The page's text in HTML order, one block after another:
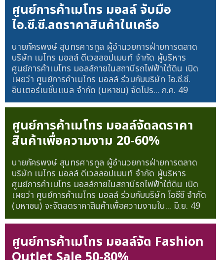
ศูนย์การค้าเมโทร มอลล์ จับมือ
ไอ.ซี.ซี.ลดราคาสินค้าในเครือ
นายภัครพงษ์ สุนทรศารทูล ผู้อำนวยการฝ่ายการตลาด
บริษัท เมโทร มอลล์ ดีเวลลอปเมนท์ จำกัด ผู้บริหาร
ศูนย์การค้าเมโทร มอลล์ภายในสถานีรถไฟฟ้าใต้ดิน เปิด
เผยว่า ศูนย์การค้าเมโทร มอลล์ ร่วมกับบริษัท ไอ.ซี.ซี.
อินเตอร์เนชั่นแนล จำกัด (มหาชน) จัดโปร... ก.ค. 49
ศูนย์การค้าเมโทร มอลล์จัดลดราคา
สินค้าเพื่อความงาม 20-60%
นายภัครพงษ์ สุนทรศารทูล ผู้อำนวยการฝ่ายการตลาด
บริษัท เมโทร มอลล์ ดีเวลลอปเมนท์ จำกัด ผู้บริหาร
ศูนย์การค้าเมโทร มอลล์ภายในสถานีรถไฟฟ้าใต้ดิน เปิด
เผยว่า ศูนย์การค้าเมโทร มอลล์ ร่วมกับบริษัท โอซีซี จำกัด
(มหาชน) จะจัดลดราคาสินค้าเพื่อความงามใน... มิ.ย. 49
ศูนย์การค้าเมโทร มอลล์จัด Fashion